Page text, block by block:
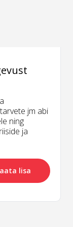
jm abi
ning
ja
lisa